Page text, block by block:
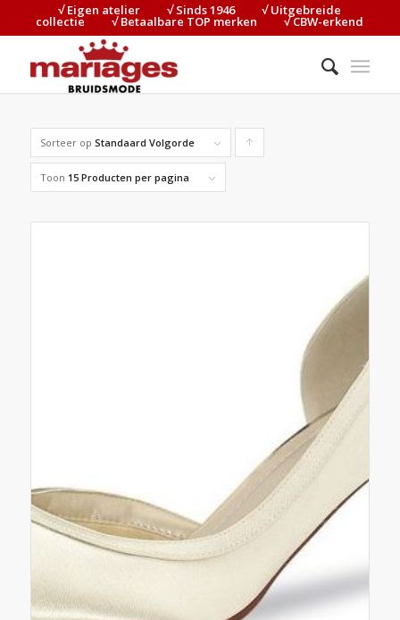
√ Eigen atelier⠀⠀⠀√ Sinds 1946⠀⠀⠀√ Uitgebreide
collectie⠀⠀⠀√ Betaalbare TOP merken⠀⠀⠀√ CBW-erkend
Sorteer op Standaard Volgorde
Toon 15 Producten per pagina